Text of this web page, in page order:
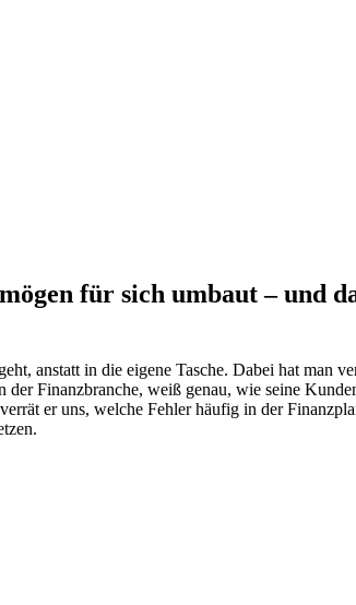
für sich umbaut – und
anstatt in die eigene Tasche. Dabei hat man
Finanzbranche, weiß genau, wie seine
er uns, welche Fehler häufig in der